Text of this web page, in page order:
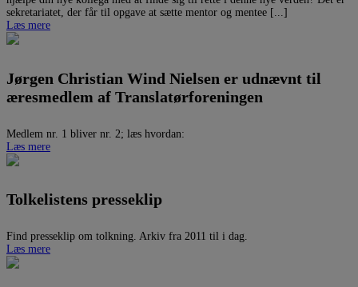
sekretariatet, der får til opgave at sætte mentor og mentee [...]
Læs mere
Jørgen Christian Wind Nielsen er udnævnt til
æresmedlem af Translatørforeningen
Medlem nr. 1 bliver nr. 2; læs hvordan:
Læs mere
Tolkelistens presseklip
Find presseklip om tolkning. Arkiv fra 2011 til i dag.
Læs mere